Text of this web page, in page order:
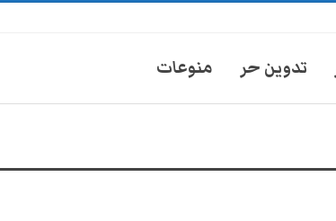
تدوين حر منوعات